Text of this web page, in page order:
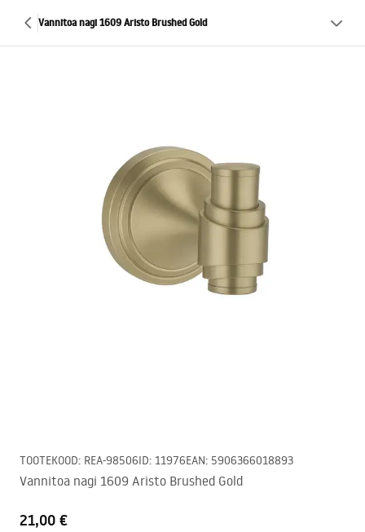
Vannitoa nagi 1609 Aristo Brushed Gold
TOOTEKOOD: REA-98506ID: 11976EAN: 5906366018893
Vannitoa nagi 1609 Aristo Brushed Gold
21,00 €